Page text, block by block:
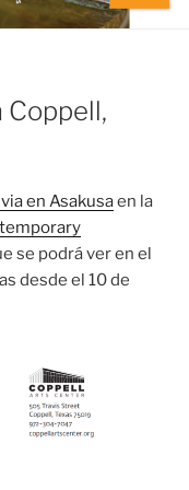
Coppell,
en Asakusaen la
se podrá ver en el
desde el 10 de